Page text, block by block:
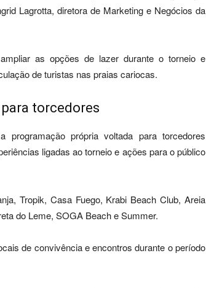
Lagrotta, diretora de Marketing e Negócios da
as opções de lazer durante o torneio e
de turistas nas praias cariocas.
torcedores
própria voltada para torcedores
ligadas ao torneio e ações para o público
Tropik, Casa Fuego, Krabi Beach Club, Areia
do Leme, SOGA Beach e Summer.
de convivência e encontros durante o período